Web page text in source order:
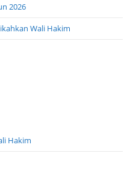
2026
Wali Hakim
Hakim